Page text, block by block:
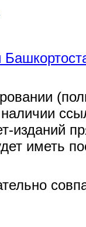
наличии
изданий
иметь